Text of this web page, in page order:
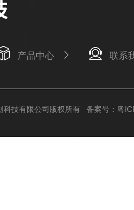
产品中心 联系
科技有限公司版权所有 备案号：粤